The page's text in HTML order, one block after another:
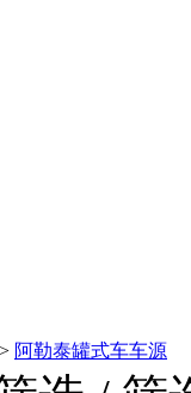
阿勒泰罐式车车源